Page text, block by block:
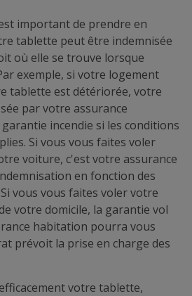
important de prendre en
tablette peut être indemnisée
où elle se trouve lorsque
exemple, si votre logement
tablette est détériorée, votre
par votre assurance
incendie si les conditions
Si vous vous faites voler
voiture, c'est votre assurance
en fonction des
vous vous faites voler votre
votre domicile, la garantie vol
habitation pourra vous
prévoit la prise en charge des
votre tablette,